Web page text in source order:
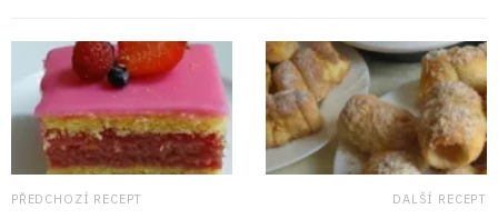
PŘEDCHOZÍ RECEPT DALŠÍ RECEPT